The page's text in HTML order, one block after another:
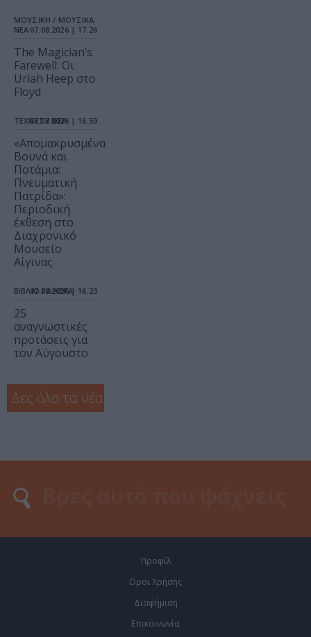
ΜΟΥΣΙΚΗ / ΜΟΥΣΙΚΑ
ΝΕΑ 07.08.2026 | 17.26
The Magician’s
Farewell: Οι
Uriah Heep στο
Floyd
ΤΕΧΝΕΣ / ΝΕΑ
07.08.2026 | 16.59
«Απομακρυσμένα
Βουνά και
Ποτάμια:
Πνευματική
Πατρίδα»:
Περιοδική
έκθεση στο
Διαχρονικό
Μουσείο
Αίγινας
ΒΙΒΛΙΟ / ΑΡΘΡΑ
07.08.2026 | 16.23
25
αναγνωστικές
προτάσεις για
τον Αύγουστο
Δες όλα τα νέα
Προφίλ
Οροι Χρήσης
Διαφήμιση
Επικοινωνία